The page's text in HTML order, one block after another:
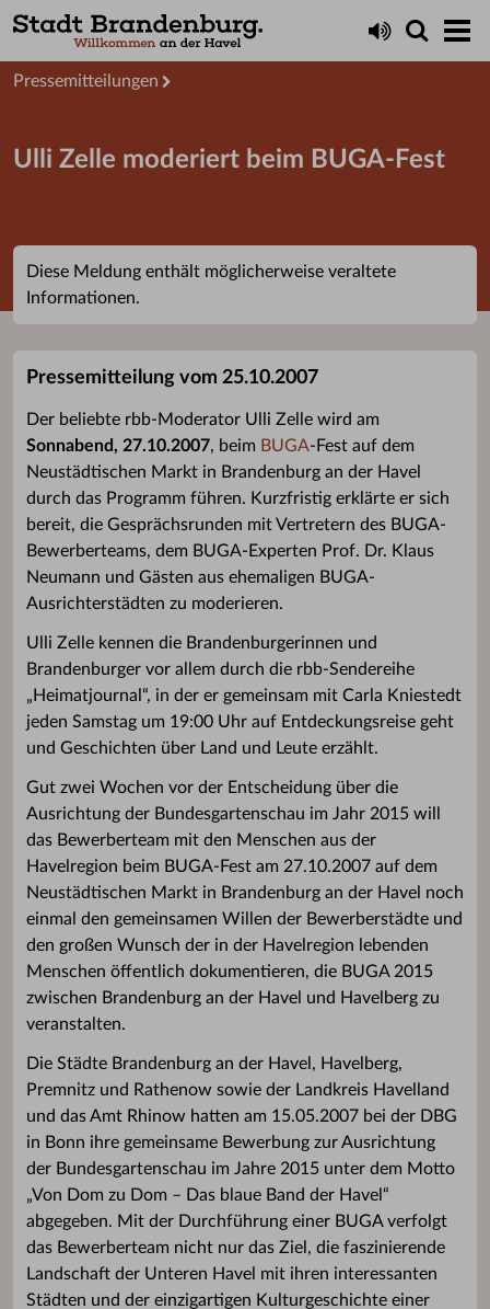
Presseservice
Pressemitteilungen
Ulli Zelle moderiert beim BUGA-Fest
Diese Meldung enthält möglicherweise veraltete
Informationen.
Pressemitteilung vom 25.10.2007
Der beliebte rbb-Moderator Ulli Zelle wird am
Sonnabend, 27.10.2007, beim BUGA-Fest auf dem
Neustädtischen Markt in Brandenburg an der Havel
durch das Programm führen. Kurzfristig erklärte er sich
bereit, die Gesprächsrunden mit Vertretern des BUGA-
Bewerberteams, dem BUGA-Experten Prof. Dr. Klaus
Neumann und Gästen aus ehemaligen BUGA-
Ausrichterstädten zu moderieren.
Ulli Zelle kennen die Brandenburgerinnen und
Brandenburger vor allem durch die rbb-Sendereihe
„Heimatjournal“, in der er gemeinsam mit Carla Kniestedt
jeden Samstag um 19:00 Uhr auf Entdeckungsreise geht
und Geschichten über Land und Leute erzählt.
Gut zwei Wochen vor der Entscheidung über die
Ausrichtung der Bundesgartenschau im Jahr 2015 will
das Bewerberteam mit den Menschen aus der
Havelregion beim BUGA-Fest am 27.10.2007 auf dem
Neustädtischen Markt in Brandenburg an der Havel noch
einmal den gemeinsamen Willen der Bewerberstädte und
den großen Wunsch der in der Havelregion lebenden
Menschen öffentlich dokumentieren, die BUGA 2015
zwischen Brandenburg an der Havel und Havelberg zu
veranstalten.
Die Städte Brandenburg an der Havel, Havelberg,
Premnitz und Rathenow sowie der Landkreis Havelland
und das Amt Rhinow hatten am 15.05.2007 bei der DBG
in Bonn ihre gemeinsame Bewerbung zur Ausrichtung
der Bundesgartenschau im Jahre 2015 unter dem Motto
„Von Dom zu Dom – Das blaue Band der Havel“
abgegeben. Mit der Durchführung einer BUGA verfolgt
das Bewerberteam nicht nur das Ziel, die faszinierende
Landschaft der Unteren Havel mit ihren interessanten
Städten und der einzigartigen Kulturgeschichte einer